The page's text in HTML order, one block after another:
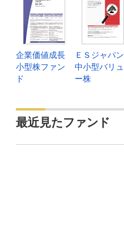
企業価値成長
小型株ファン
ド
ＥＳジャパン
中小型バリュ
ー株
最近見たファンド